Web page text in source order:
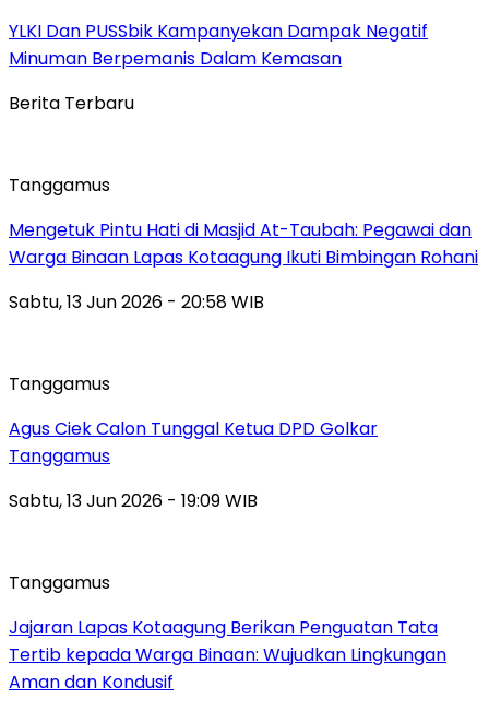
YLKI Dan PUSSbik Kampanyekan Dampak Negatif
Minuman Berpemanis Dalam Kemasan
Berita Terbaru
Tanggamus
Mengetuk Pintu Hati di Masjid At-Taubah: Pegawai dan
Warga Binaan Lapas Kotaagung Ikuti Bimbingan Rohani
Sabtu, 13 Jun 2026 - 20:58 WIB
Tanggamus
Agus Ciek Calon Tunggal Ketua DPD Golkar
Tanggamus
Sabtu, 13 Jun 2026 - 19:09 WIB
Tanggamus
Jajaran Lapas Kotaagung Berikan Penguatan Tata
Tertib kepada Warga Binaan: Wujudkan Lingkungan
Aman dan Kondusif